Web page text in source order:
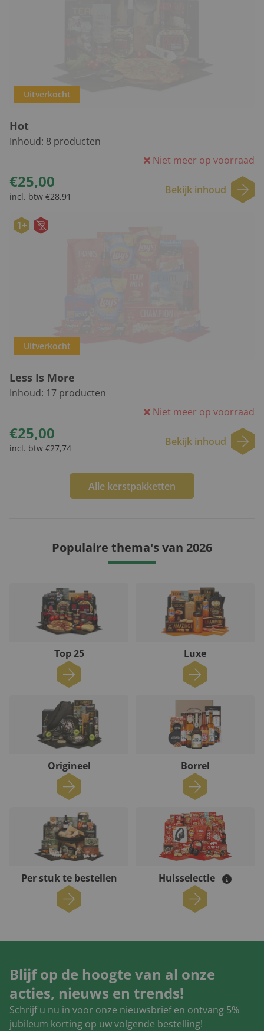
Uitverkocht
Hot
Inhoud: 8 producten
Niet meer op voorraad
€25,00
incl. btw €28,91
Bekijk inhoud
1+
Uitverkocht
Less Is More
Inhoud: 17 producten
Niet meer op voorraad
€25,00
incl. btw €27,74
Bekijk inhoud
Alle kerstpakketten
Populaire thema's van 2026
Top 25 Luxe
Origineel Borrel
Per stuk te bestellen Huisselectie
Blijf op de hoogte van al onze
acties, nieuws en trends!
Schrijf u nu in voor onze nieuwsbrief en ontvang 5%
jubileum korting op uw volgende bestelling!